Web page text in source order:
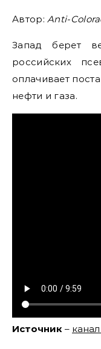
Автор:Anti-
Запад берет
российских
оплачивает
нефти и газа.
Источник –